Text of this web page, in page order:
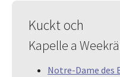
Kuckt och
Kapelle a
Notre-Dame des